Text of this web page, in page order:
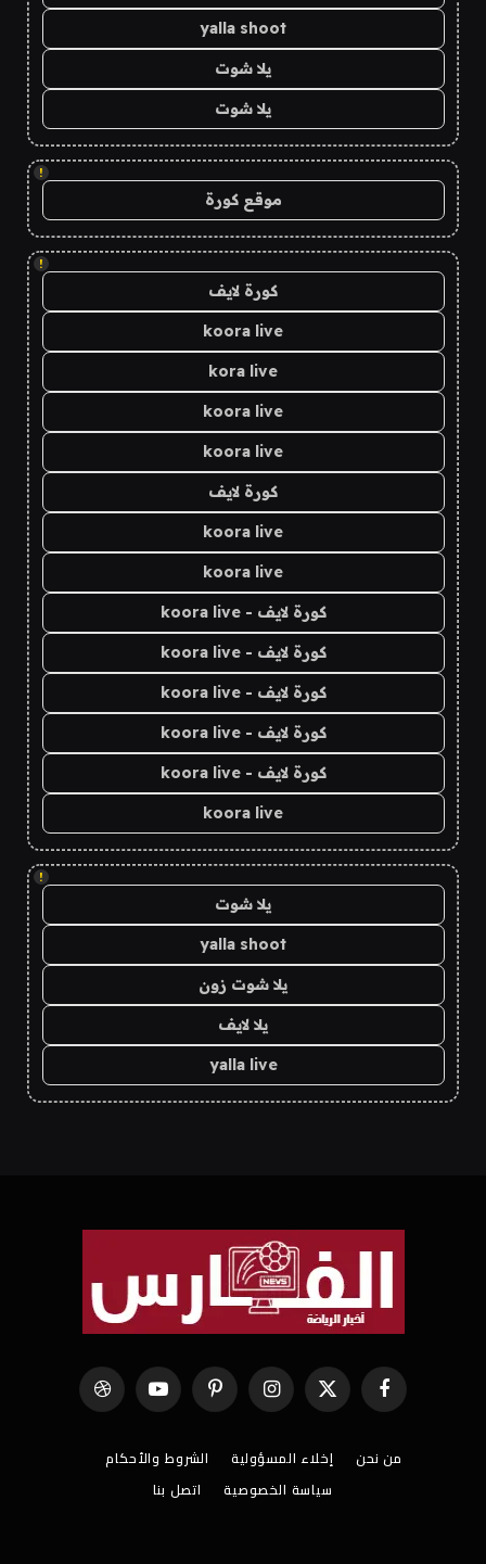
yalla shoot
يلا شوت
يلا شوت
!
موقع كورة
!
كورة لايف
koora live
kora live
koora live
koora live
كورة لايف
koora live
koora live
كورة لايف - koora live
كورة لايف - koora live
كورة لايف - koora live
كورة لايف - koora live
كورة لايف - koora live
koora live
!
يلا شوت
yalla shoot
يلا شوت زون
يلا لايف
yalla live
فيسبوك X
(Twitter)
الانستغرامبينتيريستيوتيوب Dribbble
من نحن إخلاء المسؤولية
الشروط والأحكام
سياسة الخصوصية
اتصل بنا